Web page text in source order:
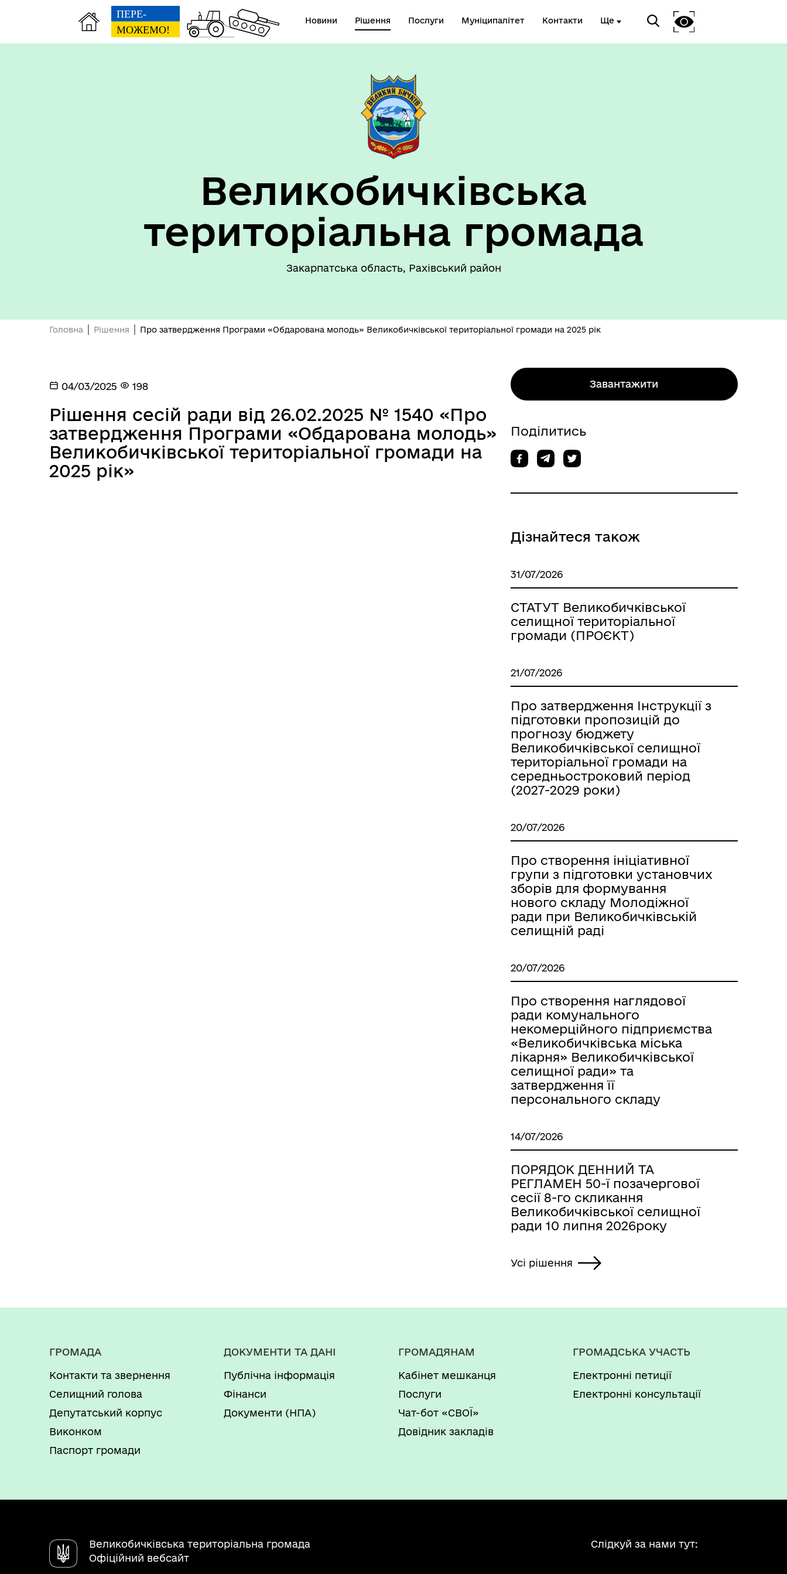
Новини Рішення Послуги Муніципалітет Контакти Ще
Герої не вмирають
установ Великобичківської ТГ
Великобичківська
територіальна громада
Закарпатська область, Рахівський район
Головна Рішення Про затвердження Програми «Обдарована молодь» Великобичківської територіальної громади на 2025 рік
04/03/2025 198
Рішення сесій ради від 26.02.2025 № 1540 «Про
затвердження Програми «Обдарована молодь»
Великобичківської територіальної громади на
2025 рік»
Завантажити
Поділитись
Дізнайтеся також
31/07/2026
СТАТУТ Великобичківської
селищної територіальної
громади (ПРОЄКТ)
21/07/2026
Про затвердження Інструкції з
підготовки пропозицій до
прогнозу бюджету
Великобичківської селищної
територіальної громади на
середньостроковий період
(2027-2029 роки)
20/07/2026
Про створення ініціативної
групи з підготовки установчих
зборів для формування
нового складу Молодіжної
ради при Великобичківській
селищній раді
20/07/2026
Про створення наглядової
ради комунального
некомерційного підприємства
«Великобичківська міська
лікарня» Великобичківської
селищної ради» та
затвердження її
персонального складу
14/07/2026
ПОРЯДОК ДЕННИЙ ТА
РЕГЛАМЕН 50-ї позачергової
сесії 8-го скликання
Великобичківської селищної
ради 10 липня 2026року
Усі рішення
ГРОМАДА
Контакти та звернення
Селищний голова
Депутатський корпус
Виконком
Паспорт громади
ДОКУМЕНТИ ТА ДАНІ
Публічна інформація
Фінанси
Документи (НПА)
ГРОМАДЯНАМ
Кабінет мешканця
Послуги
Чат-бот «СВОЇ»
Довідник закладів
ГРОМАДСЬКА УЧАСТЬ
Електронні петиції
Електронні консультації
Великобичківська територіальна громада
Офіційний вебсайт
Слідкуй за нами тут: